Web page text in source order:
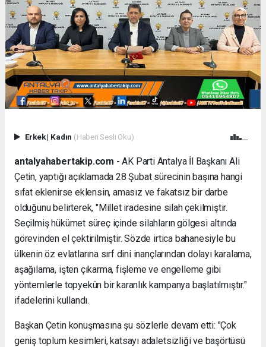
Erkek| Kadın (Haberi Sesli Oku)
antalyahabertakip.com - AK Parti Antalya İl Başkanı Ali
Çetin, yaptığı açıklamada 28 Şubat sürecinin başına hangi
sıfat eklenirse eklensin, amasız ve fakatsız bir darbe
olduğunu belirterek, "Millet iradesine silah çekilmiştir.
Seçilmiş hükümet süreç içinde silahların gölgesi altında
görevinden el çektirilmiştir. Sözde irtica bahanesiyle bu
ülkenin öz evlatlarına sırf dini inançlarından dolayı karalama,
aşağılama, işten çıkarma, fişleme ve engelleme gibi
yöntemlerle topyekûn bir karanlık kampanya başlatılmıştır."
ifadelerini kullandı.
Başkan Çetin konuşmasına şu sözlerle devam etti: "Çok
geniş toplum kesimleri, katsayı adaletsizliği ve başörtüsü